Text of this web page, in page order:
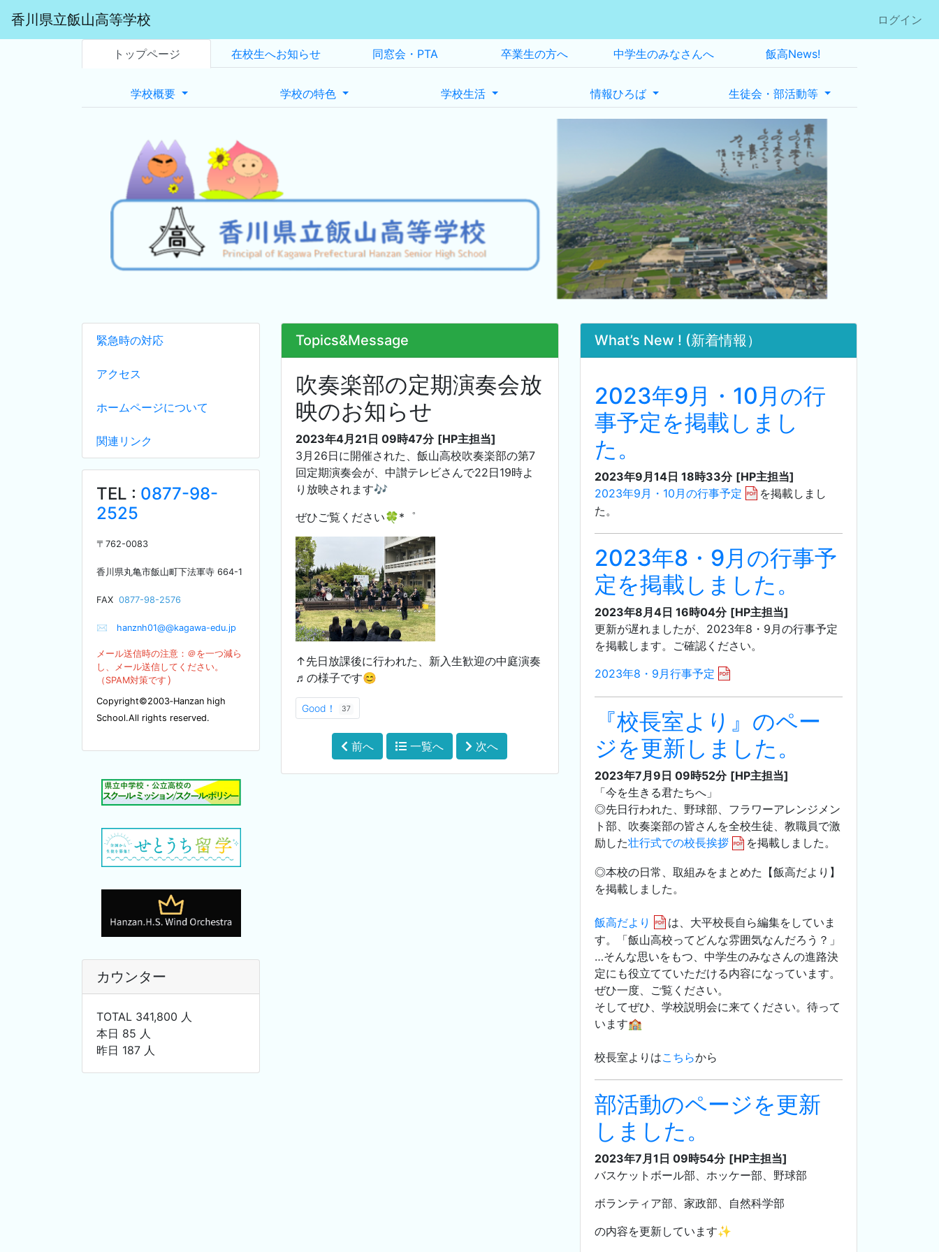
香川県立飯山高等学校 ログイン
トップページ 在校生へお知らせ 同窓会・PTA 卒業生の方へ 中学生のみなさんへ 飯高News!
学校概要 学校の特色 学校生活 情報ひろば 生徒会・部活動等
緊急時の対応
アクセス
ホームページについて
関連リンク
TEL : 0877-98-
2525
〒 762-0083
香川県丸亀市飯山町下法軍寺 664-1
FAX 0877-98-2576
✉ hanznh01@@kagawa-edu.jp
メール送信時の注意：＠を一つ減ら
し、メール送信してください。
（SPAM対策です ）
Copyright©2003‐Hanzan high
School.All rights reserved.
カウンター
TOTAL 341,800 人
本日 85 人
昨日 187 人
Topics&Message
吹奏楽部の定期演奏会放
映のお知らせ
2023年4月21日 09時47分 [HP主担当]
3月26日に開催された、飯山高校吹奏楽部の第7
回定期演奏会が、中讃テレビさんで22日19時よ
り放映されます🎶
ぜひご覧ください🍀*゜
↑先日放課後に行われた、新入生歓迎の中庭演奏
♬の様子です😊
Good！ 37
前へ 一覧へ 次へ
What’s New ! (新着情報）
2023年9月・10月の行
事予定を掲載しまし
た。
2023年9月14日 18時33分 [HP主担当]
2023年9月・10月の行事予定
を掲載しまし
た。
2023年8・9月の行事予
定を掲載しました。
2023年8月4日 16時04分 [HP主担当]
更新が遅れましたが、2023年8・9月の行事予定
を掲載します。ご確認ください。
2023年8・9月行事予定
『校長室より』のペー
ジを更新しました。
2023年7月9日 09時52分 [HP主担当]
「今を生きる君たちへ」
◎先日行われた、野球部、フラワーアレンジメン
ト部、吹奏楽部の皆さんを全校生徒、教職員で激
励した壮行式での校長挨拶 を掲載しました。
◎本校の日常、取組みをまとめた【飯高だより】
を掲載しました。
飯高だより
は、大平校長自ら編集をしていま
す。「飯山高校ってどんな雰囲気なんだろう？」
…そんな思いをもつ、中学生のみなさんの進路決
定にも役立てていただける内容になっています。
ぜひ一度、ご覧ください。
そしてぜひ、学校説明会に来てください。待って
います🏫
校長室よりはこちらから
部活動のページを更新
しました。
2023年7月1日 09時54分 [HP主担当]
バスケットボール部、ホッケー部、野球部
ボランティア部、家政部、自然科学部
の内容を更新しています✨